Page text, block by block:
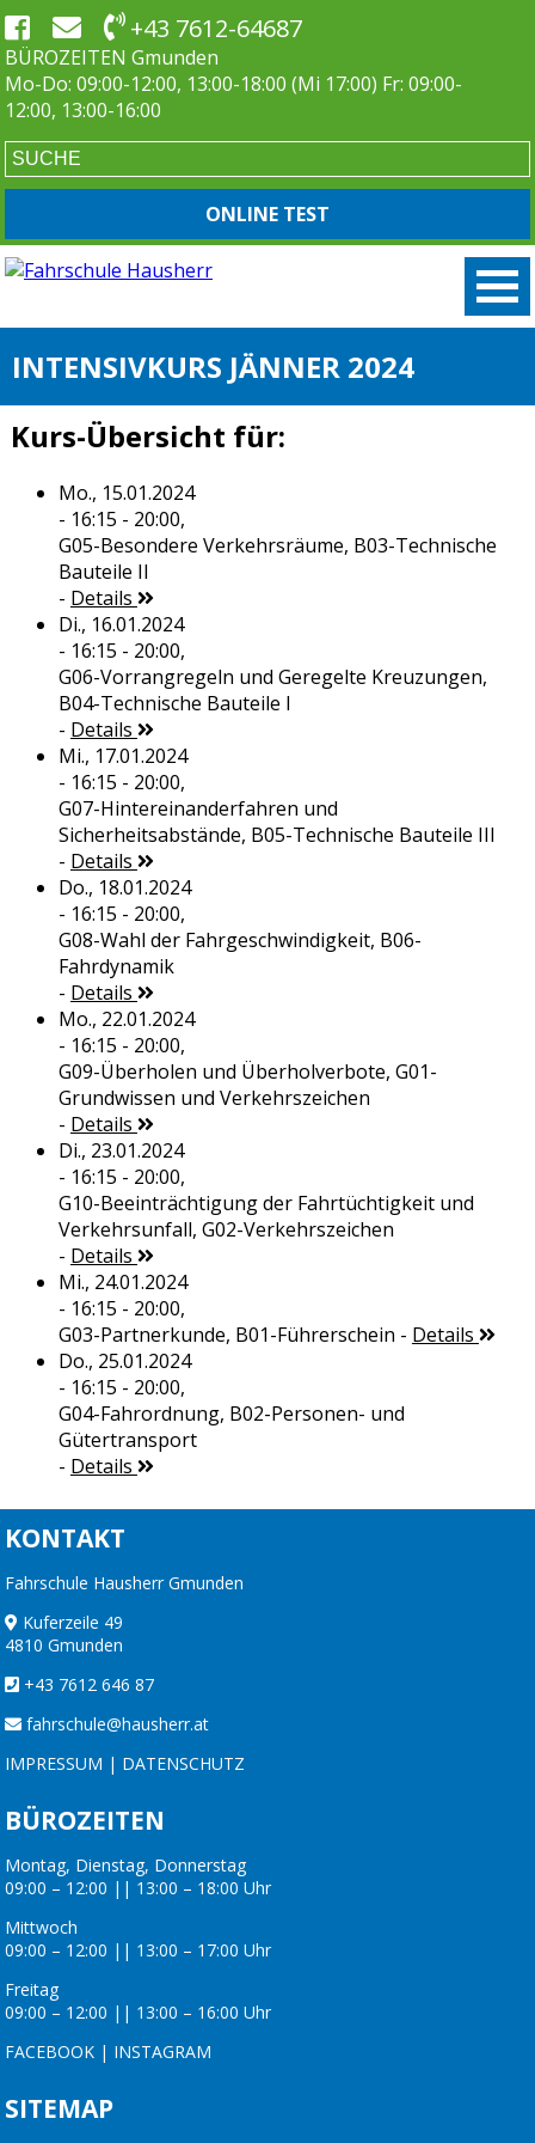
+43 7612-64687
BÜROZEITEN Gmunden
Mo-Do: 09:00-12:00, 13:00-18:00 (Mi 17:00) Fr: 09:00-
12:00, 13:00-16:00
ONLINE TEST
INTENSIVKURS JÄNNER 2024
Kurs-Übersicht für:
Mo., 15.01.2024
- 16:15 - 20:00,
G05-Besondere Verkehrsräume, B03-Technische
Bauteile II
- Details
Di., 16.01.2024
- 16:15 - 20:00,
G06-Vorrangregeln und Geregelte Kreuzungen,
B04-Technische Bauteile I
- Details
Mi., 17.01.2024
- 16:15 - 20:00,
G07-Hintereinanderfahren und
Sicherheitsabstände, B05-Technische Bauteile III
- Details
Do., 18.01.2024
- 16:15 - 20:00,
G08-Wahl der Fahrgeschwindigkeit, B06-
Fahrdynamik
- Details
Mo., 22.01.2024
- 16:15 - 20:00,
G09-Überholen und Überholverbote, G01-
Grundwissen und Verkehrszeichen
- Details
Di., 23.01.2024
- 16:15 - 20:00,
G10-Beeinträchtigung der Fahrtüchtigkeit und
Verkehrsunfall, G02-Verkehrszeichen
- Details
Mi., 24.01.2024
- 16:15 - 20:00,
G03-Partnerkunde, B01-Führerschein - Details
Do., 25.01.2024
- 16:15 - 20:00,
G04-Fahrordnung, B02-Personen- und
Gütertransport
- Details
KONTAKT
Fahrschule Hausherr Gmunden
Kuferzeile 49
4810 Gmunden
+43 7612 646 87
fahrschule@hausherr.at
IMPRESSUM | DATENSCHUTZ
BÜROZEITEN
Montag, Dienstag, Donnerstag
09:00 – 12:00 || 13:00 – 18:00 Uhr
Mittwoch
09:00 – 12:00 || 13:00 – 17:00 Uhr
Freitag
09:00 – 12:00 || 13:00 – 16:00 Uhr
FACEBOOK | INSTAGRAM
SITEMAP